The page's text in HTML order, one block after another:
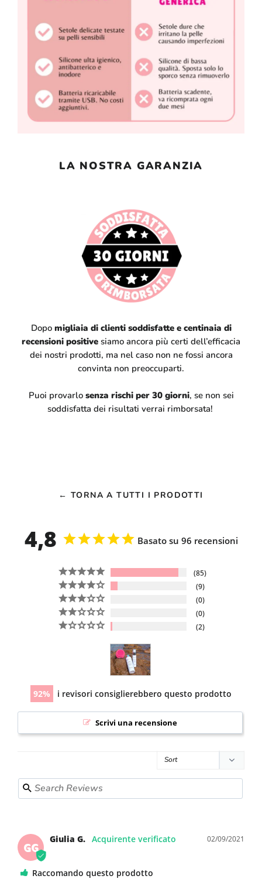
LA NOSTRA GARANZIA
Dopo migliaia di clienti soddisfatte e centinaia di
recensioni positive siamo ancora più certi dell’efficacia
dei nostri prodotti, ma nel caso non ne fossi ancora
convinta non preoccuparti.
Puoi provarlo senza rischi per 30 giorni, se non sei
soddisfatta dei risultati verrai rimborsata!
← TORNA A TUTTI I PRODOTTI
4,8 Basato su 96 recensioni
85
9
0
0
2
92 i revisori consiglierebbero questo prodotto
Scrivi una recensione
GG
02/09/2021
Giulia G.
Raccomando questo prodotto